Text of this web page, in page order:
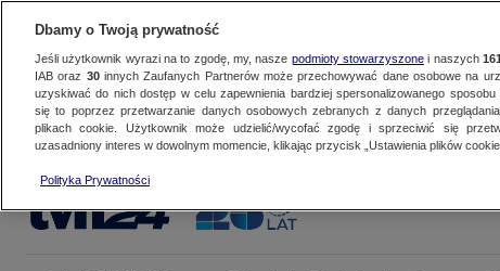
Dbamy o Twoją prywatność
Jeśli użytkownik wyrazi na to zgodę, my, nasze podmioty stowarzyszonei naszych 161
IAB oraz 30innych Zaufanych Partnerów może przechowywać dane osobowe na
uzyskiwać do nich dostęp w celu zapewnienia bardziej spersonalizowanego sposobu
się to poprzez przetwarzanie danych osobowych zebranych z danych
plikach cookie. Użytkownik może udzielić/wycofać zgodę i sprzeciwić się
uzasadniony interes w dowolnym momencie, klikając przycisk „Ustawienia plików cookie
Polityka Prywatności